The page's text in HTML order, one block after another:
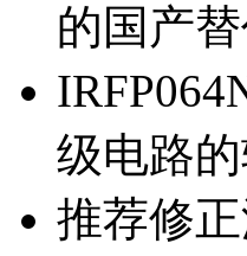
的国产替
级电路的
推荐修